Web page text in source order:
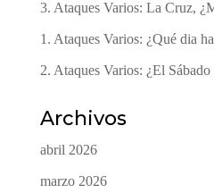
3. Ataques Varios: La Cruz,
1. Ataques Varios: ¿Qué dia
2. Ataques Varios: ¿El
Archivos
abril 2026
marzo 2026